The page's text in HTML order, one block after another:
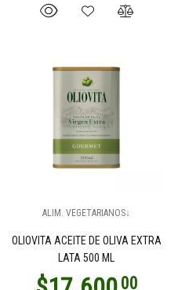
ALIM. VEGETARIANOS↓
OLIOVITA ACEITE DE OLIVA EXTRA
LATA 500 ML